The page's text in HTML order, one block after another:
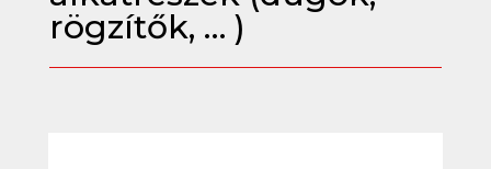
rögzítők, … )